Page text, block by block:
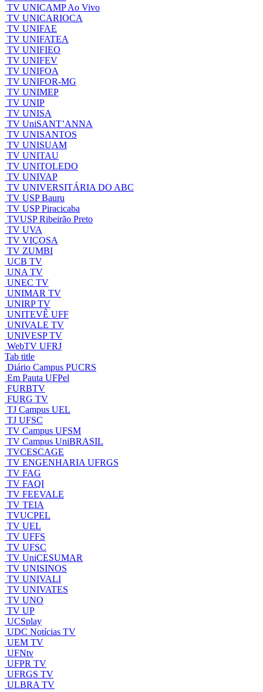
TV UNICAMP Ao Vivo
TV UNICARIOCA
TV UNIFAE
TV UNIFATEA
TV UNIFIEO
TV UNIFEV
TV UNIFOA
TV UNIFOR-MG
TV UNIMEP
TV UNIP
TV UNISA
TV UniSANT’ANNA
TV UNISANTOS
TV UNISUAM
TV UNITAU
TV UNITOLEDO
TV UNIVAP
TV UNIVERSITÁRIA DO ABC
TV USP Bauru
TV USP Piracicaba
TVUSP Ribeirão Preto
TV UVA
TV VIÇOSA
TV ZUMBI
UCB TV
UNA TV
UNEC TV
UNIMAR TV
UNIRP TV
UNITEVÊ UFF
UNIVALE TV
UNIVESP TV
WebTV UFRJ
Tab title
Diário Campus PUCRS
Em Pauta UFPel
FURBTV
FURG TV
TJ Campus UEL
TJ UFSC
TV Campus UFSM
TV Campus UniBRASIL
TVCESCAGE
TV ENGENHARIA UFRGS
TV FAG
TV FAQI
TV FEEVALE
TV TEIA
TVUCPEL
TV UEL
TV UFFS
TV UFSC
TV UniCESUMAR
TV UNISINOS
TV UNIVALI
TV UNIVATES
TV UNO
TV UP
UCSplay
UDC Notícias TV
UEM TV
UFNtv
UFPR TV
UFRGS TV
ULBRA TV